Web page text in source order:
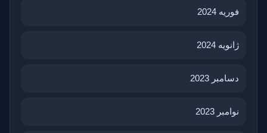
فوریه 2024
ژانویه 2024
دسامبر 2023
نوامبر 2023